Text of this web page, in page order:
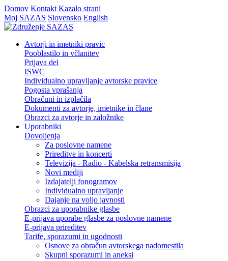
Domov Kontakt Kazalo strani
Moj SAZAS Slovensko English
Avtorji in imetniki pravic
Pooblastilo in včlanitev
Prijava del
ISWC
Individualno upravljanje avtorske pravice
Pogosta vprašanja
Obračuni in izplačila
Dokumenti za avtorje, imetnike in člane
Obrazci za avtorje in založnike
Uporabniki
Dovoljenja
Za poslovne namene
Prireditve in koncerti
Televizija - Radio - Kabelska retransmisija
Novi mediji
Izdajatelji fonogramov
Individualno upravljanje
Dajanje na voljo javnosti
Obrazci za uporabnike glasbe
E-prijava uporabe glasbe za poslovne namene
E-prijava prireditev
Tarife, sporazumi in ugodnosti
Osnove za obračun avtorskega nadomestila
Skupni sporazumi in aneksi